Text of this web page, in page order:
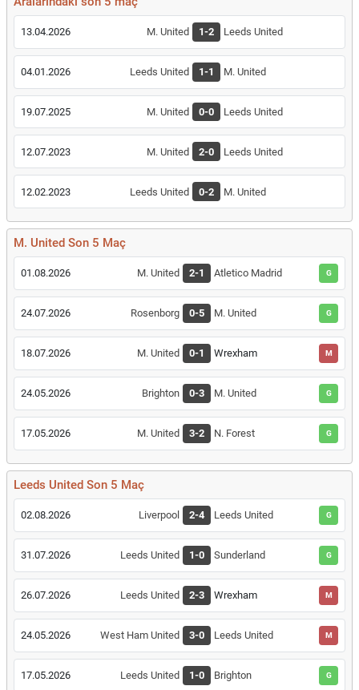
13.04.2026 M. United 1-2 Leeds United
04.01.2026 Leeds United 1-1 M. United
19.07.2025 M. United 0-0 Leeds United
12.07.2023 M. United 2-0 Leeds United
12.02.2023 Leeds United 0-2 M. United
M. United Son 5 Maç
01.08.2026 M. United 2-1 Atletico Madrid G
24.07.2026 Rosenborg 0-5 M. United G
18.07.2026 M. United 0-1 Wrexham M
24.05.2026 Brighton 0-3 M. United G
17.05.2026 M. United 3-2 N. Forest G
Leeds United Son 5 Maç
02.08.2026 Liverpool 2-4 Leeds United G
31.07.2026 Leeds United 1-0 Sunderland G
26.07.2026 Leeds United 2-3 Wrexham M
24.05.2026 West Ham United 3-0 Leeds United M
17.05.2026 Leeds United 1-0 Brighton G